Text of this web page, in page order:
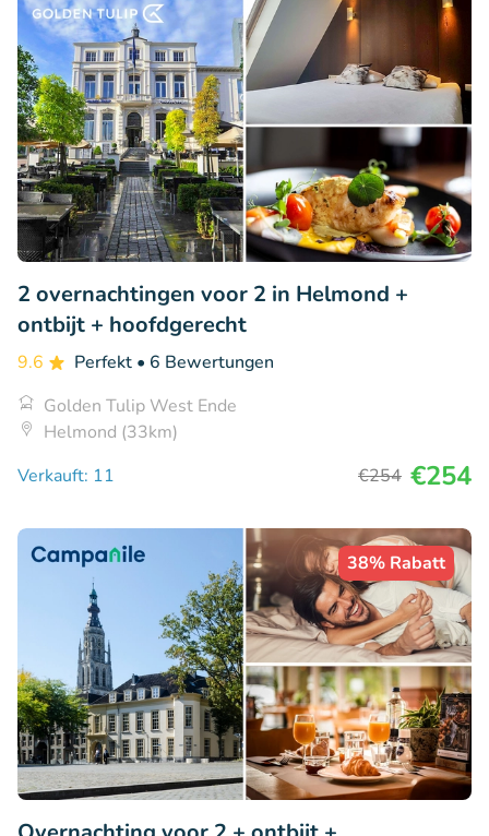
2 overnachtingen voor 2 in Helmond +
ontbijt + hoofdgerecht
9.6 Perfekt • 6 Bewertungen
Golden Tulip West Ende
Helmond (33km)
Verkauft: 11
€254 €254
38% Rabatt